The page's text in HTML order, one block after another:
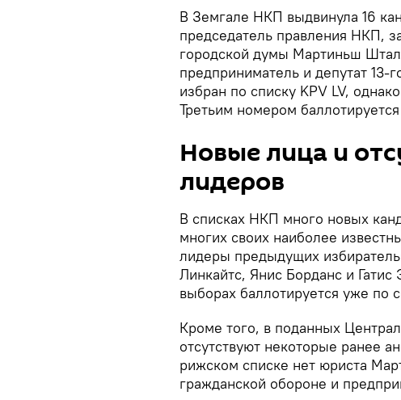
В Земгале НКП выдвинула 16
председатель правления НКП,
городской думы Мартиньш
предприниматель и депутат 13-
избран по списку KPV LV,
Третьим номером
Новые лица и
лидеров
В списках НКП много новых
многих своих наиболее
лидеры предыдущих
Линкайтс, Янис Борданс и
выборах баллотируется уже по
Кроме того, в поданных
отсутствуют некоторые ранее
рижском списке нет юриста
гражданской обороне и